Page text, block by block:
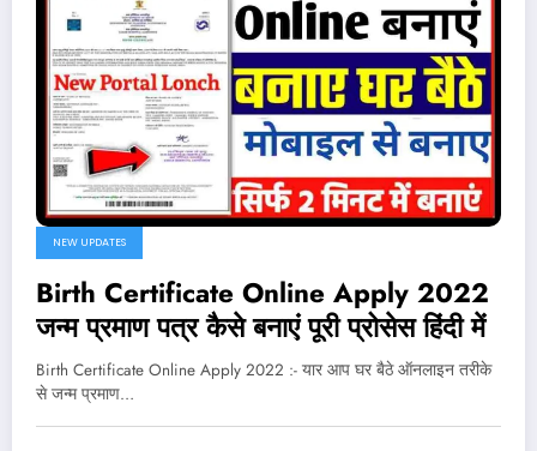
NEW UPDATES
Birth Certificate Online Apply 2022
जन्म प्रमाण पत्र कैसे बनाएं पूरी प्रोसेस हिंदी में
Birth Certificate Online Apply 2022 :- यार आप घर बैठे ऑनलाइन तरीके
से जन्म प्रमाण…